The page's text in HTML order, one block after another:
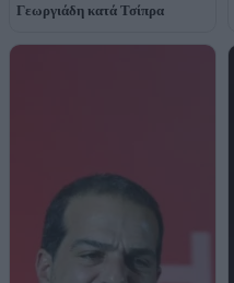
Γεωργιάδη κατά Τσίπρα